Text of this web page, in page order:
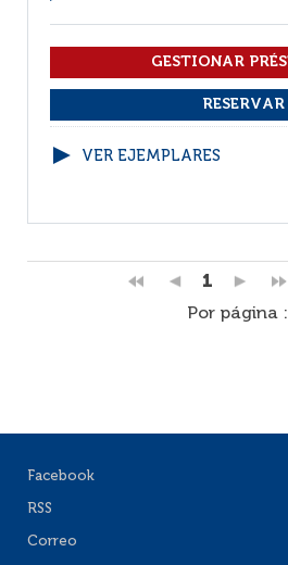
VER EJEMPLARES
1
Por página :
Facebook
RSS
Correo